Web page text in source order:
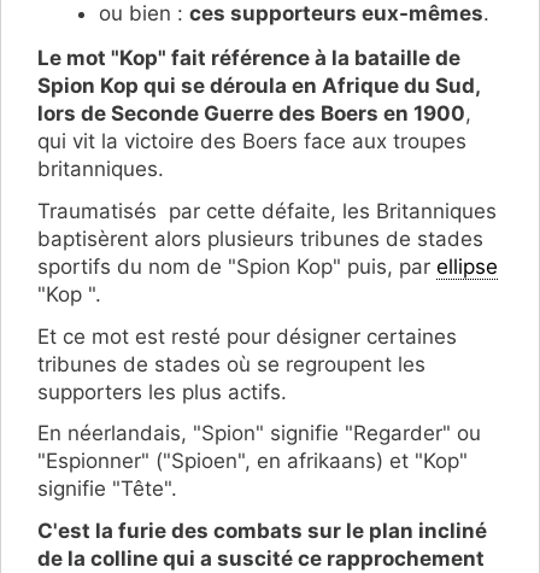
ou bien : ces supporteurs eux-mêmes.
Le mot "Kop" fait référence à la bataille de
Spion Kop qui se déroula en Afrique du Sud,
lors de Seconde Guerre des Boers en 1900,
qui vit la victoire des Boers face aux troupes
britanniques.
Traumatisés par cette défaite, les Britanniques
baptisèrent alors plusieurs tribunes de stades
sportifs du nom de "Spion Kop" puis, par ellipse
"Kop ".
Et ce mot est resté pour désigner certaines
tribunes de stades où se regroupent les
supporters les plus actifs.
En néerlandais, "Spion" signifie "Regarder" ou
"Espionner" ("Spioen", en afrikaans) et "Kop"
signifie "Tête".
C'est la furie des combats sur le plan incliné
de la colline qui a suscité ce rapprochement